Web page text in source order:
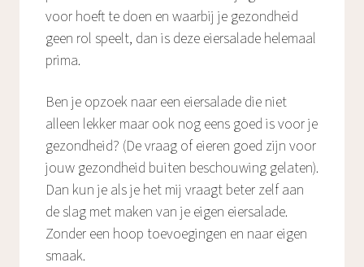
voor hoeft te doen en waarbij je gezondheid
geen rol speelt, dan is deze eiersalade helemaal
prima.
Ben je opzoek naar een eiersalade die niet
alleen lekker maar ook nog eens goed is voor je
gezondheid? (De vraag of eieren goed zijn voor
jouw gezondheid buiten beschouwing gelaten).
Dan kun je als je het mij vraagt beter zelf aan
de slag met maken van je eigen eiersalade.
Zonder een hoop toevoegingen en naar eigen
smaak.